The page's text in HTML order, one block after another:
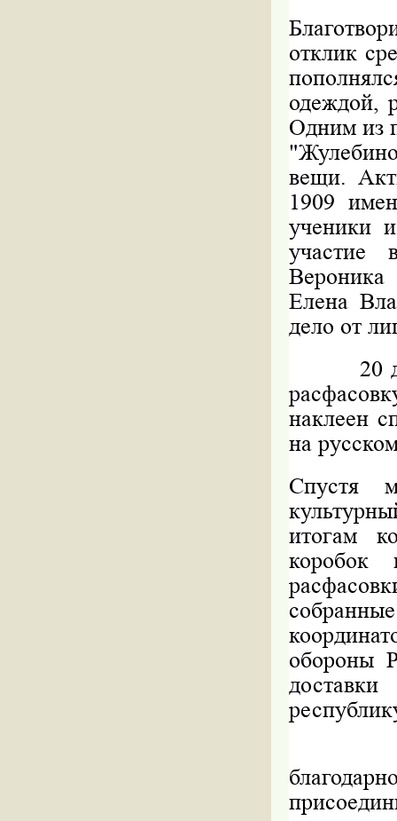
отклик
одеждой,
Одним из
вещи.
1909
ученики
участие
Вероника
Елена
дело от
20
наклеен
на
Спустя
итогам
обороны